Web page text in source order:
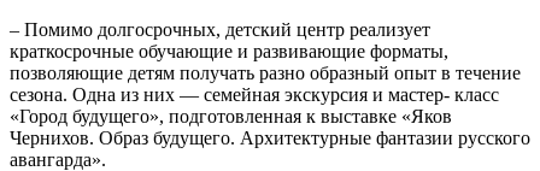
– Помимо долгосрочных, детский центр реализует
краткосрочные обучающие и развивающие форматы,
позволяющие детям получать разно образный опыт в течение
сезона. Одна из них — семейная экскурсия и мастер‑ класс
«Город будущего», подготовленная к выставке «Яков
Чернихов. Образ будущего. Архитектурные фантазии русского
авангарда».